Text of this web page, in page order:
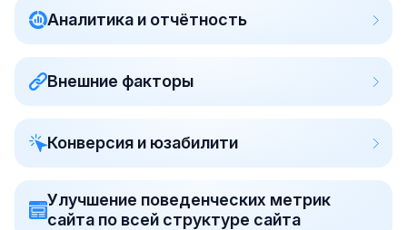
Аналитика и отчётность
Внешние факторы
Конверсия и юзабилити
Улучшение поведенческих метрик
сайта по всей структуре сайта